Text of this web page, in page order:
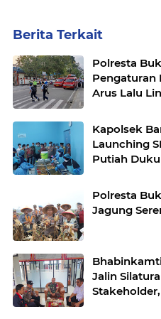
Berita Terkait
Polresta
Pengaturan
Arus Lalu
Kapolsek
Launching
Putiah
Polresta
Jagung
Jalin